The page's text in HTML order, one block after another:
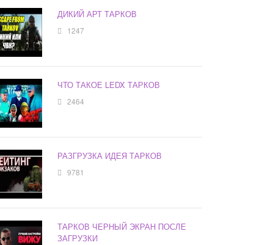
ДИКИЙ АРТ ТАРКОВ
1247
ЧТО ТАКОЕ LEDX ТАРКОВ
2464
РАЗГРУЗКА ИДЕЯ ТАРКОВ
9781
ТАРКОВ ЧЕРНЫЙ ЭКРАН ПОСЛЕ
ЗАГРУЗКИ